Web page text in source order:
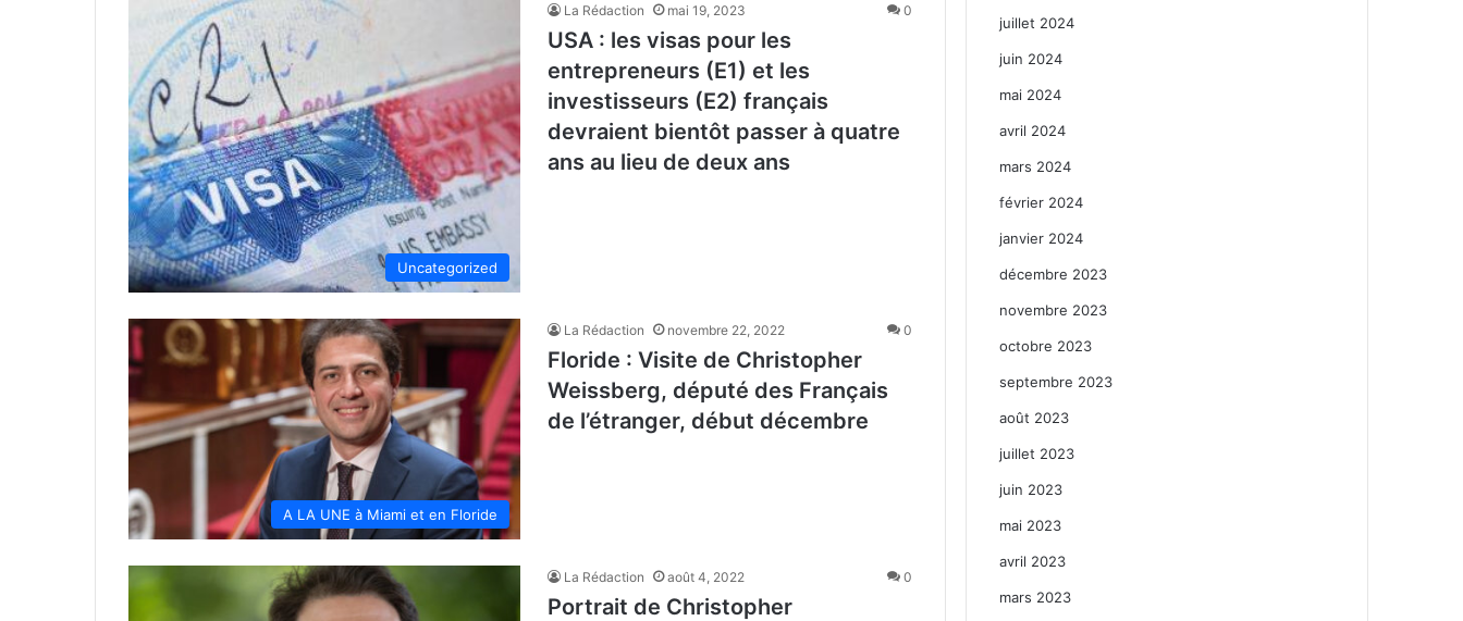
Uncategorized
La Rédaction mai 19, 2023 0
USA : les visas pour les
entrepreneurs (E1) et les
investisseurs (E2) français
devraient bientôt passer à quatre
ans au lieu de deux ans
A LA UNE à Miami et en Floride
La Rédaction novembre 22, 2022 0
Floride : Visite de Christopher
Weissberg, député des Français
de l’étranger, début décembre
La Rédaction août 4, 2022 0
Portrait de Christopher
juillet 2024
juin 2024
mai 2024
avril 2024
mars 2024
février 2024
janvier 2024
décembre 2023
novembre 2023
octobre 2023
septembre 2023
août 2023
juillet 2023
juin 2023
mai 2023
avril 2023
mars 2023